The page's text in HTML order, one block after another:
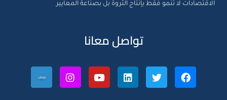
الاقتصادات لا تنمو فقط بإنتاج الثروة بل بصناعة المعايير
تواصل معانا